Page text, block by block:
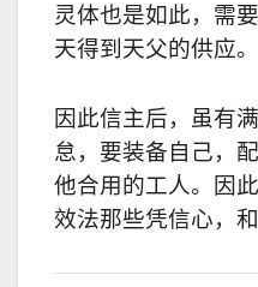
灵体也是如此，需
天得到天父的供应。
因此信主后，虽有
怠，要装备自己，
他合用的工人。因
效法那些凭信心，